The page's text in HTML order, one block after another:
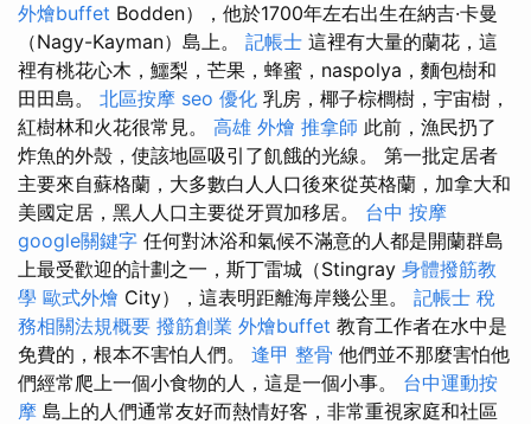
外燴buffet Bodden），他於1700年左右出生在納吉·卡曼
（Nagy-Kayman）島上。 記帳士 這裡有大量的蘭花，這
裡有桃花心木，鱷梨，芒果，蜂蜜，naspolya，麵包樹和
田田島。 北區按摩 seo 優化 乳房，椰子棕櫚樹，宇宙樹，
紅樹林和火花很常見。 高雄 外燴 推拿師 此前，漁民扔了
炸魚的外殼，使該地區吸引了飢餓的光線。 第一批定居者
主要來自蘇格蘭，大多數白人人口後來從英格蘭，加拿大和
美國定居，黑人人口主要從牙買加移居。 台中 按摩
google關鍵字 任何對沐浴和氣候不滿意的人都是開蘭群島
上最受歡迎的計劃之一，斯丁雷城（Stingray 身體撥筋教
學 歐式外燴 City），這表明距離海岸幾公里。 記帳士 稅
務相關法規概要 撥筋創業 外燴buffet 教育工作者在水中是
免費的，根本不害怕人們。 逢甲 整骨 他們並不那麼害怕他
們經常爬上一個小食物的人，這是一個小事。 台中運動按
摩 島上的人們通常友好而熱情好客，非常重視家庭和社區